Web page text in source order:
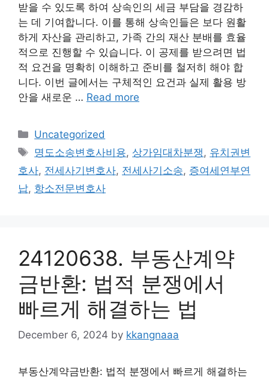
받을 수 있도록 하여 상속인의 세금 부담을 경감하
는 데 기여합니다. 이를 통해 상속인들은 보다 원활
하게 자산을 관리하고, 가족 간의 재산 분배를 효율
적으로 진행할 수 있습니다. 이 공제를 받으려면 법
적 요건을 명확히 이해하고 준비를 철저히 해야 합
니다. 이번 글에서는 구체적인 요건과 실제 활용 방
안을 새로운 … Read more
Categories
Uncategorized
Tags
명도소송변호사비용, 상가임대차분쟁 , 유치권변
호사, 전세사기변호사, 전세사기소송, 증여세연부연
납, 항소전문변호사
24120638. 부동산계약
금반환: 법적 분쟁에서
빠르게 해결하는 법
December 6, 2024 by kkangnaaa
부동산계약금반환: 법적 분쟁에서 빠르게 해결하는